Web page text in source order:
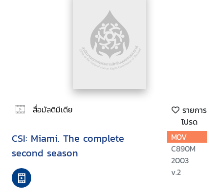
สื่อมัลติมีเดีย
รายการ
โปรด
CSI: Miami. The complete
second season
MOV
C890M
2003
v.2